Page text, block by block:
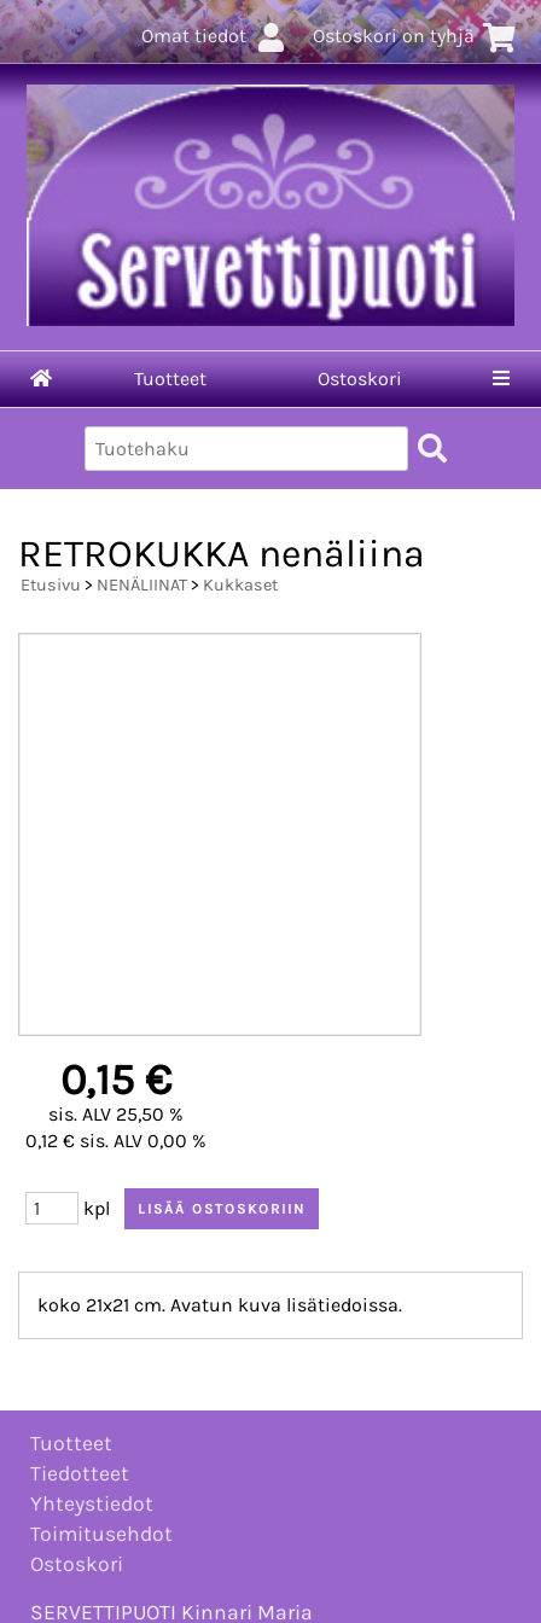
Omat tiedot Ostoskori on tyhjä
Tuotteet Ostoskori
RETROKUKKA nenäliina
Etusivu > NENÄLIINAT> Kukkaset
0,15 €
sis. ALV 25,50 %
0,12 € sis. ALV 0,00 %
kpl
koko 21x21 cm. Avatun kuva lisätiedoissa.
Tuotteet
Tiedotteet
Yhteystiedot
Toimitusehdot
Ostoskori
SERVETTIPUOTI Kinnari Maria